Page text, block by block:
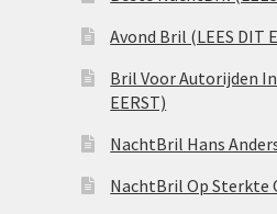
Avond Bril (LEES DIT
Bril Voor Autorijden
EERST)
NachtBril Hans
NachtBril Op Sterkte